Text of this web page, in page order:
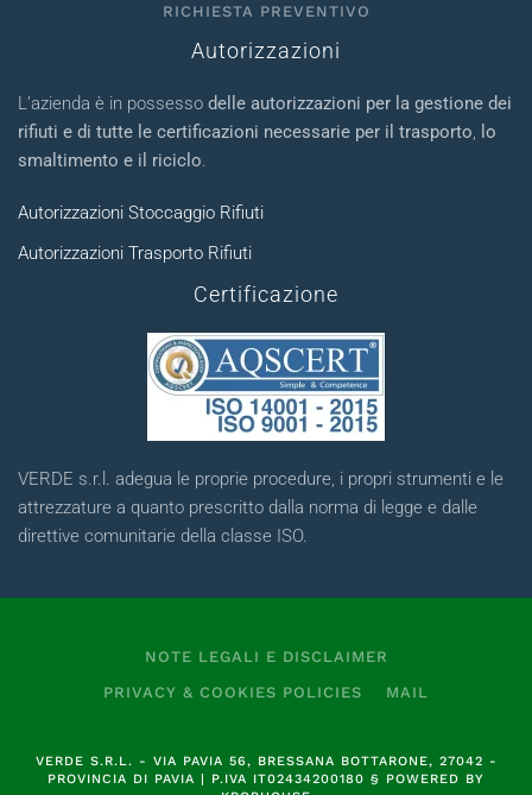
RICHIESTA PREVENTIVO
Autorizzazioni
L’azienda è in possesso delle autorizzazioni per la gestione dei
rifiuti e di tutte le certificazioni necessarie per il trasporto, lo
smaltimento e il riciclo.
Autorizzazioni Stoccaggio Rifiuti
Autorizzazioni Trasporto Rifiuti
Certificazione
VERDE s.r.l. adegua le proprie procedure, i propri strumenti e le
attrezzature a quanto prescritto dalla norma di legge e dalle
direttive comunitarie della classe ISO.
NOTE LEGALI E DISCLAIMER
PRIVACY & COOKIES POLICIES
MAIL
VERDE S.R.L. - VIA PAVIA 56, BRESSANA BOTTARONE, 27042 -
PROVINCIA DI PAVIA | P.IVA IT02434200180 § POWERED BY